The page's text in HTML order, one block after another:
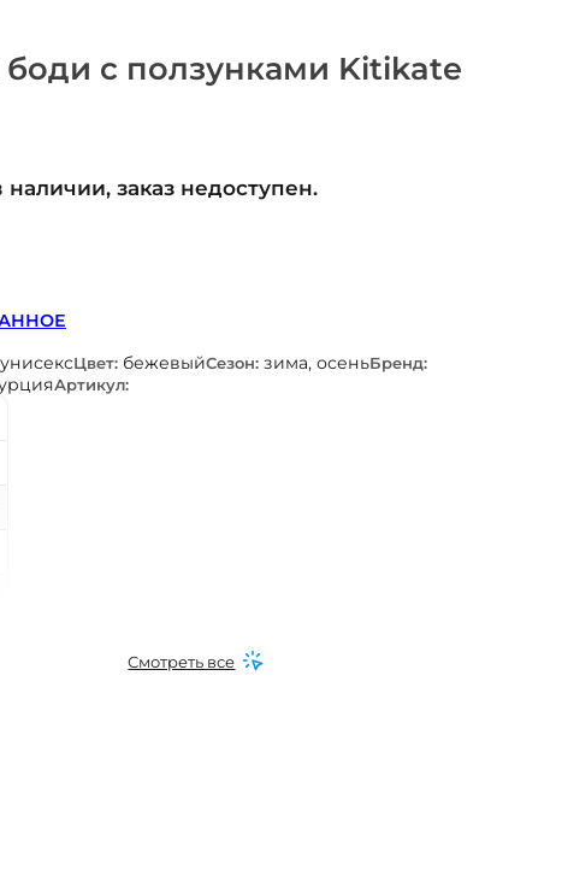
с ползунками Kitikate
наличии, заказ недоступен.
Цвет: бежевыйСезон: зима, осеньБренд:
Артикул:
Смотреть все